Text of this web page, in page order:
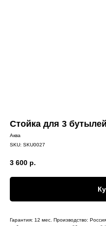
Стойка для 3
Аква
SKU: SKU0027
3 600 р.
Гарантия: 12 мес. Производство: